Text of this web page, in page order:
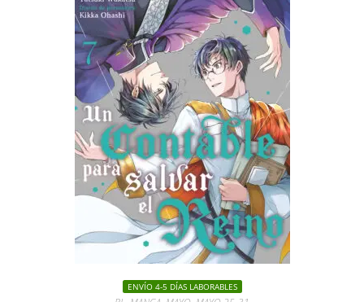
ENVÍO 4-5 DÍAS LABORABLES